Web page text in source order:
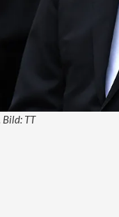
TT